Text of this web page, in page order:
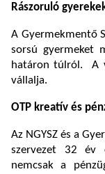
Rászoruló
A Gyermekmentő
sorsú gyermeket
határon túlról. A
vállalja.
OTP kreatív és
Az NGYSZ és a
szervezet 32 év
nemcsak a